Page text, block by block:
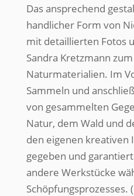
Das ansprechend
handlicher Form von
mit detaillierten Fotos
Sandra Kretzmann
Naturmaterialien. Im
Sammeln und
von gesammelten
Natur, dem Wald und
den eigenen kreativen
gegeben und
andere Werkstücke
Schöpfungsprozesses.